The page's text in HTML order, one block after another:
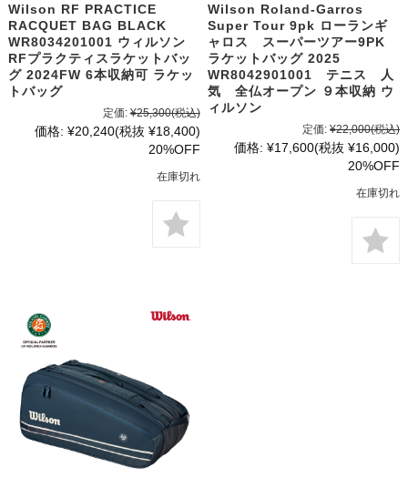
Wilson RF PRACTICE
RACQUET BAG BLACK
WR8034201001 ウィルソン
RFプラクティスラケットバッ
グ 2024FW 6本収納可 ラケッ
トバッグ
定価: ¥25,300(税込)
価格: ¥20,240(税抜 ¥18,400)
20%OFF
在庫切れ
Wilson Roland-Garros
Super Tour 9pk ローランギ
ャロス スーパーツアー9PK
ラケットバッグ 2025
WR8042901001 テニス 人
気 全仏オープン ９本収納 ウ
ィルソン
定価: ¥22,000(税込)
価格: ¥17,600(税抜 ¥16,000)
20%OFF
在庫切れ